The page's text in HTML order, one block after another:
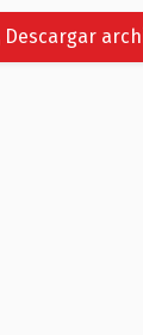
Descargar